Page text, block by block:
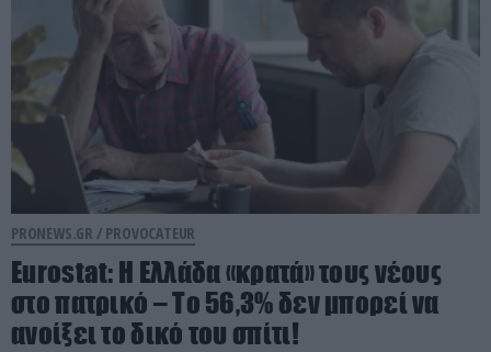
PRONEWS.GR / PROVOCATEUR
Eurostat: Η Ελλάδα «κρατά» τους νέους
στο πατρικό – Το 56,3% δεν μπορεί να
ανοίξει το δικό του σπίτι!